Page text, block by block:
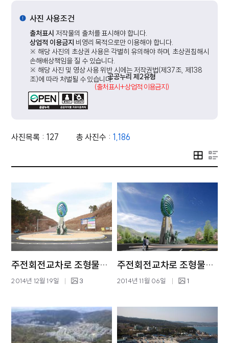
사진 사용조건
출처표시 저작물의 출처를 표시해야 합니다.
상업적 이용금지 비영리 목적으로만 이용해야 합니다.
※ 해당 사진의 초상권 사용은 각별히 유의해야 하며, 초상권침해시
손해배상책임을 질 수 있습니다.
※ 해당 사진 및 영상 사용 위반 시에는 저작권법(제37조, 제138
조)에 따라 처벌될 수 있습니다.공공누리 제2유형
(출처표시+상업적 이용금지)
사진목록 : 127 총 사진수 : 1,186
주전회전교차로 조형물설치
2014년 12월 19일 3
주전회전교차로 조형물투시도
2014년 11월 06일 1